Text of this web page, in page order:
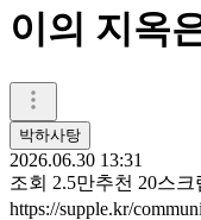
이의 지옥
박하사탕
2026.06.30 13:31
조회 2.5만추천 20스크
https://supple.kr/